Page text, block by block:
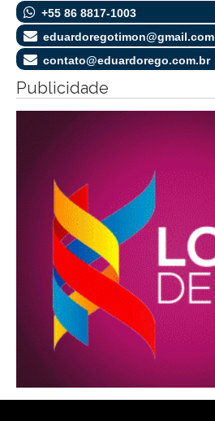
+55 86 8817-1003
eduardoregotimon@gmail.com
contato@eduardorego.com.br
Publicidade